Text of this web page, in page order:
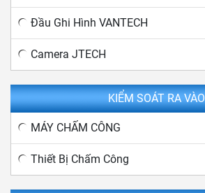
Đầu Ghi Hình VANTECH
Camera JTECH
KIỂM SOÁT RA VÀO
MÁY CHẤM CÔNG
Thiết Bị Chấm Công